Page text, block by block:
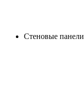
Стеновые панели